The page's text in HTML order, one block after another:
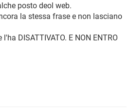
posto deol web.
la stessa frase e non lasciano
DISATTIVATO. E NON ENTRO